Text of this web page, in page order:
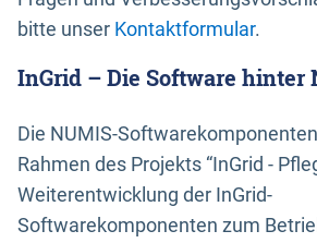
bitte unser Kontaktformular.
InGrid – Die Software hinter
Die NUMIS-
Rahmen des Projekts “InGrid -
Weiterentwicklung der InGrid-
Softwarekomponenten zum